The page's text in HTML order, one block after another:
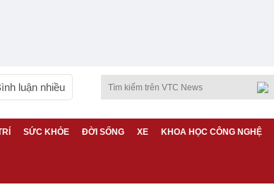
luận nhiều
SỨC KHỎE ĐỜI SỐNG XE KHOA HỌC CÔNG NGHỆ